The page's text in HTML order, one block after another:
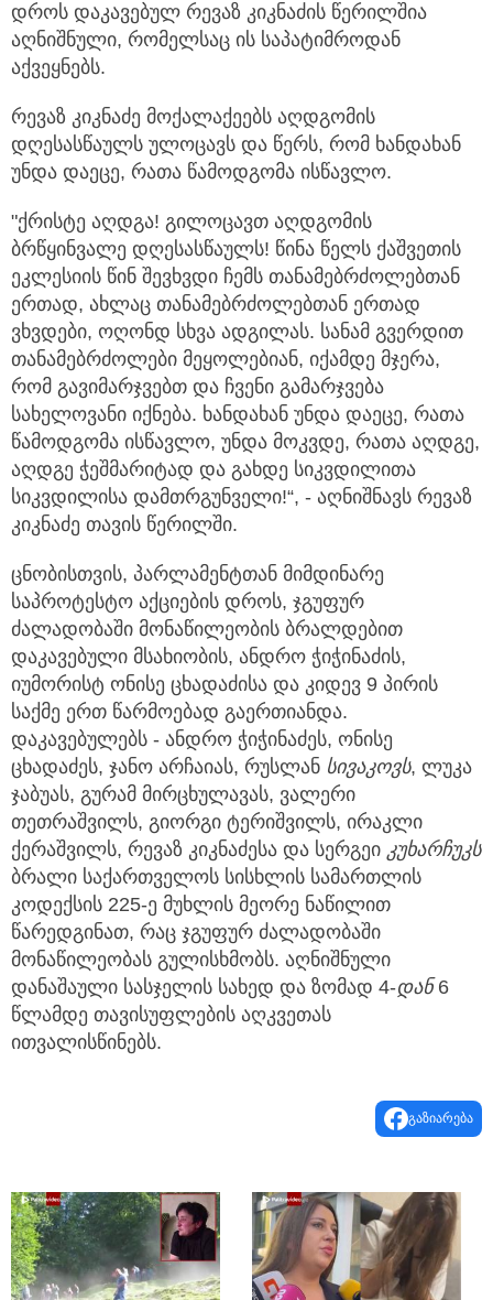
დროს დაკავებულ რევაზ კიკნაძის წერილშია
აღნიშნული, რომელსაც ის საპატიმროდან
აქვეყნებს.
რევაზ კიკნაძე მოქალაქეებს აღდგომის
დღესასწაულს ულოცავს და წერს, რომ ხანდახან
უნდა დაეცე, რათა წამოდგომა ისწავლო.
"ქრისტე აღდგა! გილოცავთ აღდგომის
ბრწყინვალე დღესასწაულს! წინა წელს ქაშვეთის
ეკლესიის წინ შევხვდი ჩემს თანამებრძოლებთან
ერთად, ახლაც თანამებრძოლებთან ერთად
ვხვდები, ოღონდ სხვა ადგილას. სანამ გვერდით
თანამებრძოლები მეყოლებიან, იქამდე მჯერა,
რომ გავიმარჯვებთ და ჩვენი გამარჯვება
სახელოვანი იქნება. ხანდახან უნდა დაეცე, რათა
წამოდგომა ისწავლო, უნდა მოკვდე, რათა აღდგე,
აღდგე ჭეშმარიტად და გახდე სიკვდილითა
სიკვდილისა დამთრგუნველი!“, - აღნიშნავს რევაზ
კიკნაძე თავის წერილში.
ცნობისთვის, პარლამენტთან მიმდინარე
საპროტესტო აქციების დროს, ჯგუფურ
ძალადობაში მონაწილეობის ბრალდებით
დაკავებული მსახიობის, ანდრო ჭიჭინაძის,
იუმორისტ ონისე ცხადაძისა და კიდევ 9 პირის
საქმე ერთ წარმოებად გაერთიანდა.
დაკავებულებს - ანდრო ჭიჭინაძეს, ონისე
ცხადაძეს, ჯანო არჩაიას, რუსლან სივაკოვს, ლუკა
ჯაბუას, გურამ მირცხულავას, ვალერი
თეთრაშვილს, გიორგი ტერიშვილს, ირაკლი
ქერაშვილს, რევაზ კიკნაძესა და სერგეი კუხარჩუკს
ბრალი საქართველოს სისხლის სამართლის
კოდექსის 225-ე მუხლის მეორე ნაწილით
წარედგინათ, რაც ჯგუფურ ძალადობაში
მონაწილეობას გულისხმობს. აღნიშნული
დანაშაული სასჯელის სახედ და ზომად 4-დან6
წლამდე თავისუფლების აღკვეთას
ითვალისწინებს.
გაზიარება